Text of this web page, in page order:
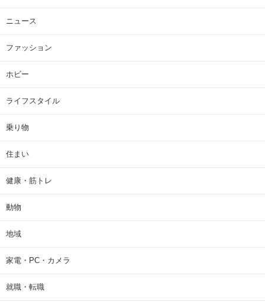
ニュース
ファッション
ホビー
ライフスタイル
乗り物
住まい
健康・筋トレ
動物
地域
家電・PC・カメラ
就職・転職